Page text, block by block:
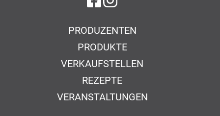
PRODUZENTEN
PRODUKTE
VERKAUFSTELLEN
REZEPTE
VERANSTALTUNGEN